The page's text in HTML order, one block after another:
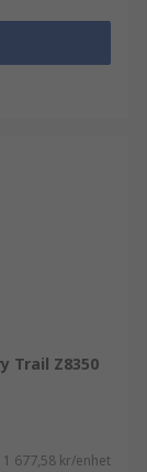
Trail Z8350
1 677,58 kr/enhet